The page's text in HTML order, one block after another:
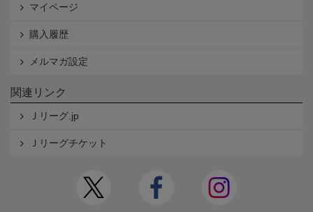
マイページ
購入履歴
メルマガ設定
関連リンク
Ｊリーグ.jp
Ｊリーグチケット